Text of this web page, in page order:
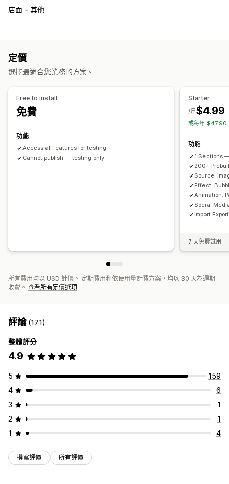
圖庫類型
自訂
自訂樣式 自訂 CSS 圖示位置
行動裝置回應式設計
店面 - 其他
定價
選擇最適合您業務的方案。
Free to install
免費
功能
Access all features for testing
Cannot publish — testing only
Starter
$4.99
/月
或每年 $47.90
功能
1 Sections
200+
Source:
Effect:
Animation:
Social
Import Export
7 天免費試用
所有費用均以 USD 計價。 定期費用和依使用量計費方案，均以 30 天為週期
收費。 查看所有定價選項
評論(171)
整體評分
4.9
5
159
4
6
3
1
2
1
1
4
撰寫評價 所有評價